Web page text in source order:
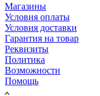
Магазины
Условия оплаты
Условия доставки
Гарантия на товар
Реквизиты
Политика
Возможности
Помощь